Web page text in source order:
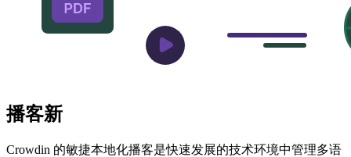
播客新
Crowdin 的敏捷本地化播客是快速发展的技术环境中管理多语